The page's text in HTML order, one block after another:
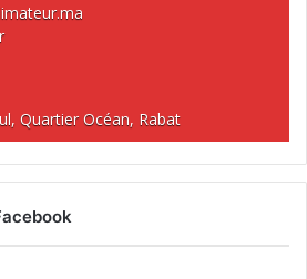
Quartier Océan, Rabat